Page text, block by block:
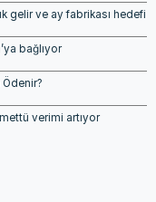
gelir ve ay fabrikası hedefi
bağlıyor
Ödenir?
verimi artıyor